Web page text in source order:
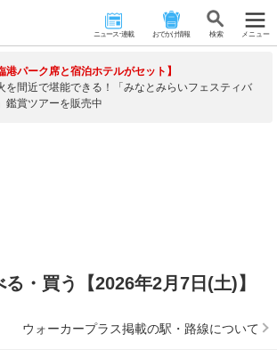
ニュース･連載 おでかけ情報 検 索 メニュー
港パーク席と宿泊ホテルがセット】
を間近で堪能できる！「みなとみらいフェスティバ
鑑賞ツアーを販売中
・買う【2026年2月7日(土)】
ウォーカープラス掲載の駅・路線について